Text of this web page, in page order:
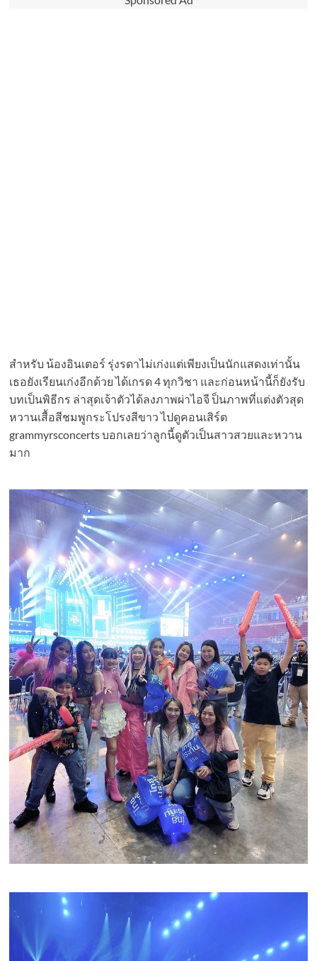
สำหรับ น้องอินเตอร์ รุ่งรดาไม่เก่งแต่เพียงเป็นนักแสดงเท่านั้น
เธอยังเรียนเก่งอีกด้วย ได้เกรด 4 ทุกวิชา และก่อนหน้านี้ก็ยังรับ
บทเป็นพิธีกร ล่าสุดเจ้าตัวได้ลงภาพผ่าไอจี ป็นภาพที่แต่งตัวสุด
หวานเสื้อสีชมพูกระโปรงสีขาว ไปดูคอนเสิร์ต
grammyrsconcerts บอกเลยว่าลูกนี้ดูตัวเป็นสาวสวยและหวาน
มาก